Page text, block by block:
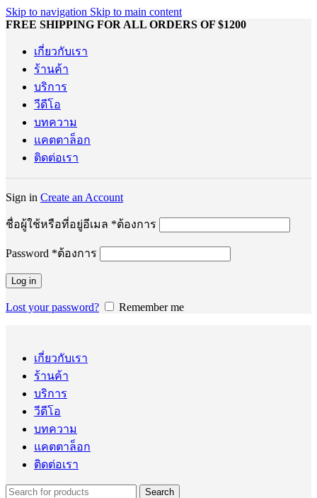
Skip to navigation Skip to main content
FREE SHIPPING FOR ALL ORDERS OF $1200
เกี่ยวกับเรา
ร้านค้า
บริการ
วีดีโอ
บทความ
แคตตาล็อก
ติดต่อเรา
Sign in Create an Account
ชื่อผู้ใช้หรือที่อยู่อีเมล *ต้องการ
Password *ต้องการ
Log in
Lost your password? Remember me
เกี่ยวกับเรา
ร้านค้า
บริการ
วีดีโอ
บทความ
แคตตาล็อก
ติดต่อเรา
Search